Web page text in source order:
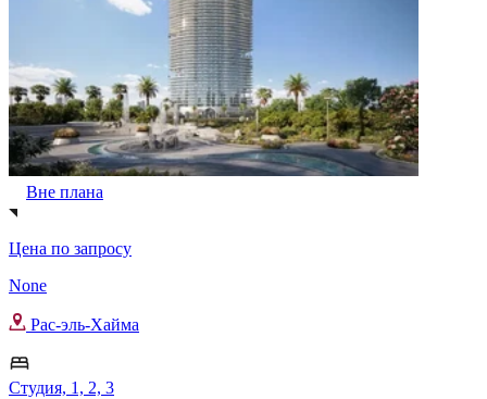
Вне плана
Цена по запросу
None
Рас-эль-Хайма
Студия, 1, 2, 3